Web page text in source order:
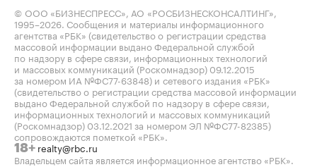
© ООО «БИЗНЕСПРЕСС», АО «РОСБИЗНЕСКОНСАЛТИНГ»,
1995–2026 . Сообщения и материалы информационного
агентства «РБК» (свидетельство о регистрации средства
массовой информации выдано Федеральной службой
по надзору в сфере связи, информационных технологий
и массовых коммуникаций (Роскомнадзор) 09.12.2015
за номером ИА №ФС77-63848) и сетевого издания «РБК»
(свидетельство о регистрации средства массовой информации
выдано Федеральной службой по надзору в сфере связи,
информационных технологий и массовых коммуникаций
(Роскомнадзор) 03.12.2021 за номером ЭЛ №ФС77-82385)
сопровождаются пометкой «РБК».
18+ realty@rbc.ru
Владельцем сайта является информационное агентство «РБК».